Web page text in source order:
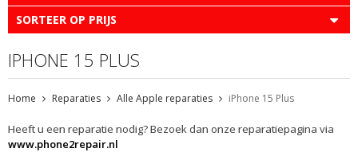
SORTEER OP PRIJS
IPHONE 15 PLUS
Home Reparaties Alle Apple reparaties iPhone 15 Plus
Heeft u een reparatie nodig? Bezoek dan onze reparatiepagina via
www.phone2repair.nl